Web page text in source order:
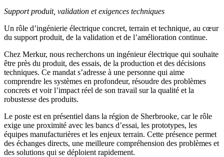
Support produit, validation et exigences techniques
Un rôle d’ingénierie électrique concret, terrain et technique, au cœur
du support produit, de la validation et de l’amélioration continue.
Chez Merkur, nous recherchons un ingénieur électrique qui souhaite
être près du produit, des essais, de la production et des décisions
techniques. Ce mandat s’adresse à une personne qui aime
comprendre les systèmes en profondeur, résoudre des problèmes
concrets et voir l’impact réel de son travail sur la qualité et la
robustesse des produits.
Le poste est en présentiel dans la région de Sherbrooke, car le rôle
exige une proximité avec les bancs d’essai, les prototypes, les
équipes manufacturières et les enjeux terrain. Cette présence permet
des échanges directs, une meilleure compréhension des problèmes et
des solutions qui se déploient rapidement.